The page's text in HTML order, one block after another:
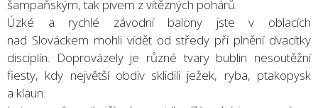
šampaňským, tak pivem z vítězných pohárů.
Úzké a rychlé závodní balony jste v oblacích
nad Slováckem mohli vidět od středy při plnění dvacítky
disciplín. Doprovázely je různé tvary bublin nesoutěžní
fiesty, kdy největší obdiv sklidili ježek, ryba, ptakopysk
a klaun.